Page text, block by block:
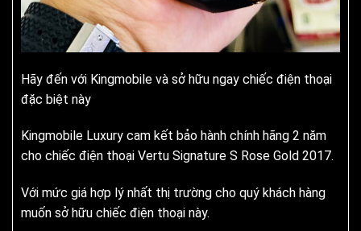
Hãy đến với Kingmobile và sở hữu ngay chiếc điện thoại
đặc biệt này
Kingmobile Luxury cam kết bảo hành chính hãng 2 năm
cho chiếc điện thoại Vertu Signature S Rose Gold 2017.
Với mức giá hợp lý nhất thị trường cho quý khách hàng
muốn sở hữu chiếc điện thoại này.